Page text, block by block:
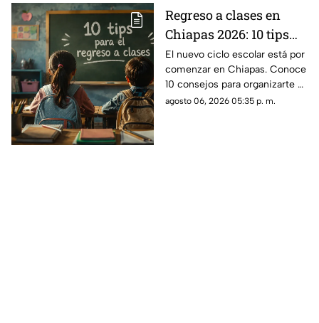
Regreso a clases en
Chiapas 2026: 10 tips
para un inicio de ciclo
escolar exitoso
El nuevo ciclo escolar está por
comenzar en Chiapas. Conoce
10 consejos para organizarte y
regresar a clases de la mejor
agosto 06, 2026 05:35 p. m.